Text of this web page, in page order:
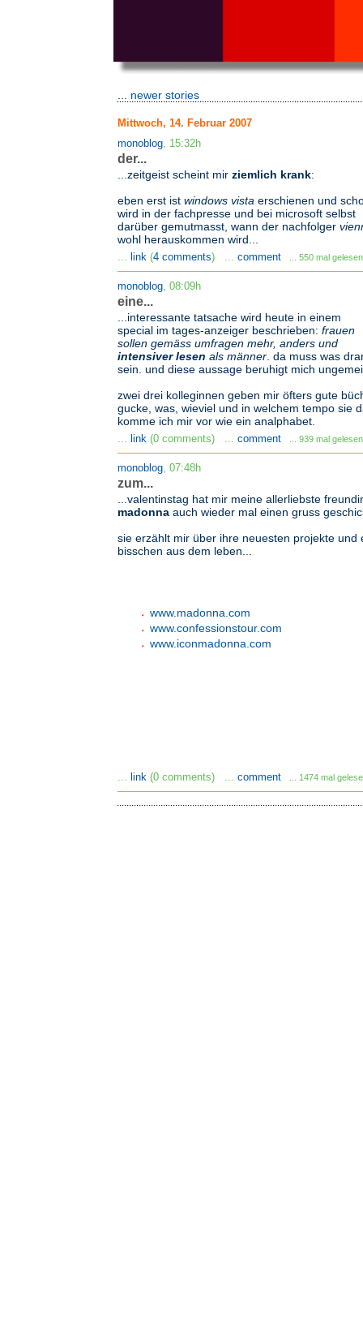
newer stories
Mittwoch, 14. Februar 2007
monoblog, 15:32h
der...
...zeitgeist scheint mir ziemlich krank:
eben erst ist windows vista erschienen und
wird in der fachpresse und bei microsoft selbst
darüber gemutmasst, wann der nachfolger
wohl herauskommen wird...
... link(4 comments) ... comment ... 550 mal gelesen
monoblog, 08:09h
eine...
...interessante tatsache wird heute in einem
special im tages-anzeiger beschrieben: frauen
sollen gemäss umfragen mehr, anders und
intensiver lesen als männer. da muss was
sein. und diese aussage beruhigt mich
zwei drei kolleginnen geben mir öfters gute
gucke, was, wieviel und in welchem tempo sie
komme ich mir vor wie ein analphabet.
... link(0 comments) ... comment ... 939 mal gelesen
monoblog, 07:48h
zum...
...valentinstag hat mir meine allerliebste
madonnaauch wieder mal einen gruss
sie erzählt mir über ihre neuesten projekte und
bisschen aus dem leben...
www.madonna.com
www.confessionstour.com
www.iconmadonna.com
... link(0 comments) ... comment ... 1474 mal